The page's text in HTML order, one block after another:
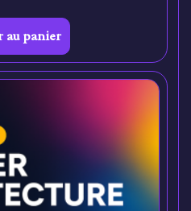
au panier